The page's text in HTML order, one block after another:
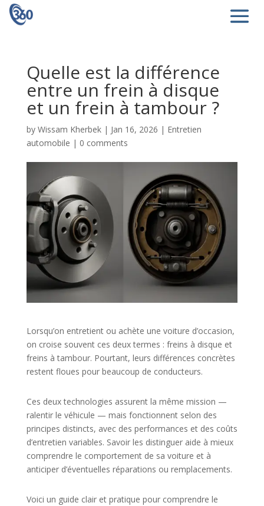
Quelle est la différence
entre un frein à disque
et un frein à tambour ?
by Wissam Kherbek| Jan 16, 2026 | Entretien
automobile | 0 comments
Lorsqu’on entretient ou achète une voiture d’occasion,
on croise souvent ces deux termes : freins à disque et
freins à tambour. Pourtant, leurs différences concrètes
restent floues pour beaucoup de conducteurs.
Ces deux technologies assurent la même mission —
ralentir le véhicule — mais fonctionnent selon des
principes distincts, avec des performances et des coûts
d’entretien variables. Savoir les distinguer aide à mieux
comprendre le comportement de sa voiture et à
anticiper d’éventuelles réparations ou remplacements.
Voici un guide clair et pratique pour comprendre le